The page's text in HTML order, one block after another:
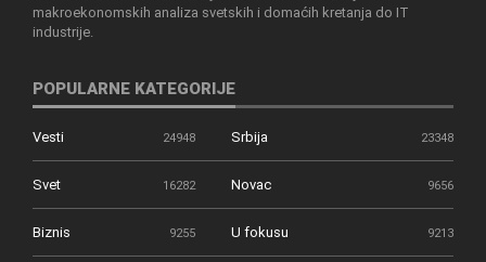
makroekonomskih analiza svetskih i domaćih kretanja do IT
industrije.
POPULARNE KATEGORIJE
Vesti 24948 Srbija 23348
Svet 16282 Novac 9656
Biznis 9255 U fokusu 9213